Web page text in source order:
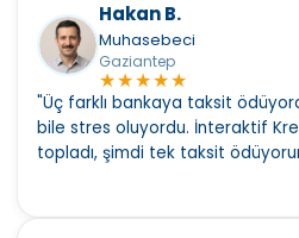
Hakan B.
Muhasebeci
Gaziantep
★★★★★
"Üç farklı bankaya taksit
bile stres oluyordu. İnteraktif
topladı, şimdi tek taksit